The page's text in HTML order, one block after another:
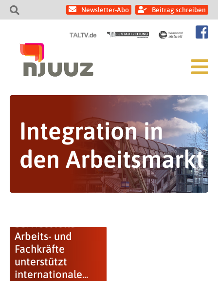
Newsletter-Abo Beitrag schreiben
Integration in
den Arbeitsmarkt
Arbeits- und
Fachkräfte
unterstützt
internationale...